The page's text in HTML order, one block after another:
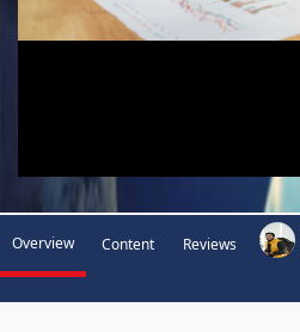
Overview Content Reviews